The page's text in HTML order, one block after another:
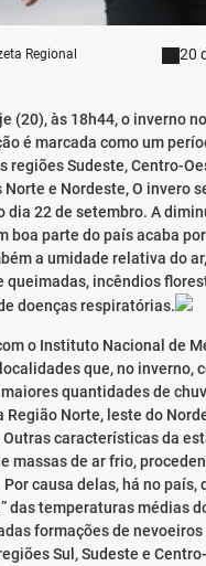
Regional 20
(20), às 18h44, o inverno
é marcada como um
regiões Sudeste, Centro-
Norte e Nordeste, O invero
dia 22 de setembro. A
boa parte do país acaba por
a umidade relativa do
queimadas, incêndios
doenças respiratórias.
o Instituto Nacional de
que, no inverno,
quantidades de
Região Norte, leste do
Outras características da
massas de ar frio,
causa delas, há no país,
das temperaturas médias
formações de
Sul, Sudeste e